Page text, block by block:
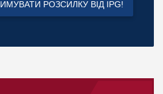
РОЗСИЛКУ ВІД IPG!